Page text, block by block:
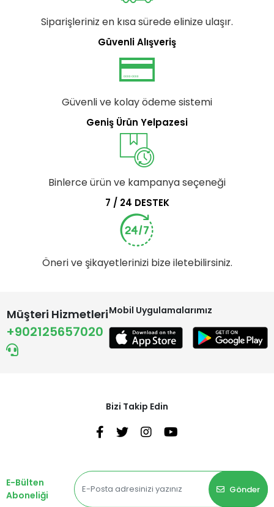
Siparişleriniz en kısa sürede elinize ulaşır.
Güvenli Alışveriş
Güvenli ve kolay ödeme sistemi
Geniş Ürün Yelpazesi
Binlerce ürün ve kampanya seçeneği
7 / 24 DESTEK
Öneri ve şikayetlerinizi bize iletebilirsiniz.
Müşteri Hizmetleri
+902125657020
Mobil Uygulamalarımız
Bizi Takip Edin
E-Bülten
Aboneliği
Gönder